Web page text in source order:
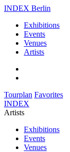
INDEX Berlin
Exhibitions
Events
Venues
Artists
Tourplan Favorites
INDEX
Artists
Exhibitions
Events
Venues